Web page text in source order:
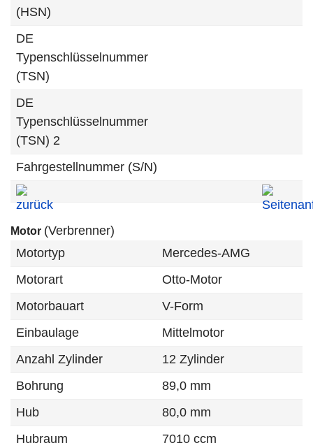
(HSN)
DE
Typenschlüsselnummer
(TSN)
DE
Typenschlüsselnummer
(TSN) 2
Fahrgestellnummer (S/N)
Motor (Verbrenner)
Motortyp
Mercedes-AMG
Motorart
Otto-Motor
Motorbauart
V-Form
Einbaulage
Mittelmotor
Anzahl Zylinder
12 Zylinder
Bohrung
89,0 mm
Hub
80,0 mm
Hubraum
7010 ccm